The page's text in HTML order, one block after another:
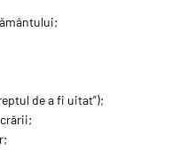
de a fi uitat”);